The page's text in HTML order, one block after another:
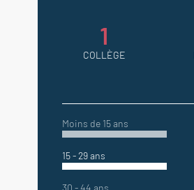
1
COLLÈGE
Moins de 15 ans
15 - 29 ans
30 - 44 ans